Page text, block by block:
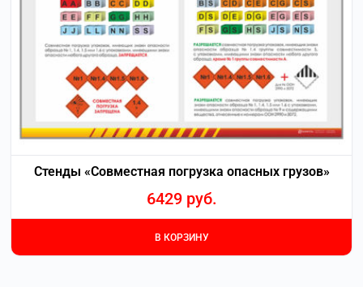
Стенды «Совместная погрузка опасных грузов»
6429 руб.
В КОРЗИНУ